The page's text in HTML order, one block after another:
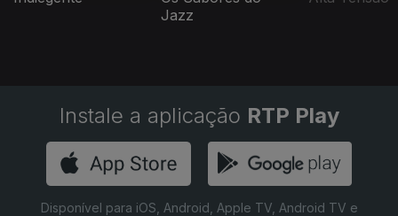
Jazz
Instale a aplicação RTP Play
Disponível para iOS, Android, Apple TV, Android TV e